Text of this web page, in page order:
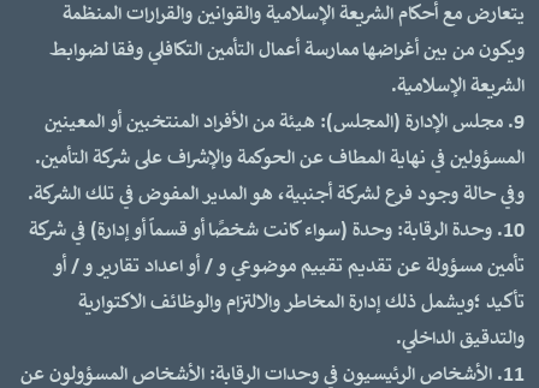
يتعارض مع أحكام الشريعة الإسلامية والقوانين والقرارات المنظمة
ويكون من بين أغراضها ممارسة أعمال التأمين التكافلي وفقا لضوابط
الشريعة الإسلامية.
9. مجلس الإدارة (المجلس): هيئة من الأفراد المنتخبين أو المعينين
المسؤولين في نهاية المطاف عن الحوكمة والإشراف على شركة التأمين.
وفي حالة وجود فرع لشركة أجنبية، هو المدير المفوض في تلك الشركة.
10. وحدة الرقابة: وحدة (سواء كانت شخصًا أو قسماً أو إدارة) في شركة
تأمين مسؤولة عن تقديم تقييم موضوعي و / أو اعداد تقارير و / أو
تأكيد ؛ويشمل ذلك إدارة المخاطر والالتزام والوظائف الاكتوارية
والتدقيق الداخلي.
11. الأشخاص الرئيسيون في وحدات الرقابة: الأشخاص المسؤولون عن